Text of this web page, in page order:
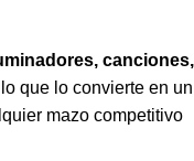
canciones,
lo que lo convierte en un
mazo competitivo